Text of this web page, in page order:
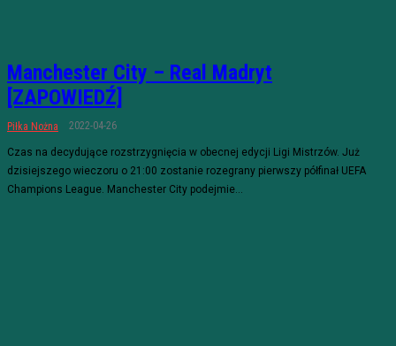
Manchester City – Real Madryt
[ZAPOWIEDŹ]
Piłka Nożna 2022-04-26
Czas na decydujące rozstrzygnięcia w obecnej edycji Ligi Mistrzów. Już
dzisiejszego wieczoru o 21:00 zostanie rozegrany pierwszy półfinał UEFA
Champions League. Manchester City podejmie...